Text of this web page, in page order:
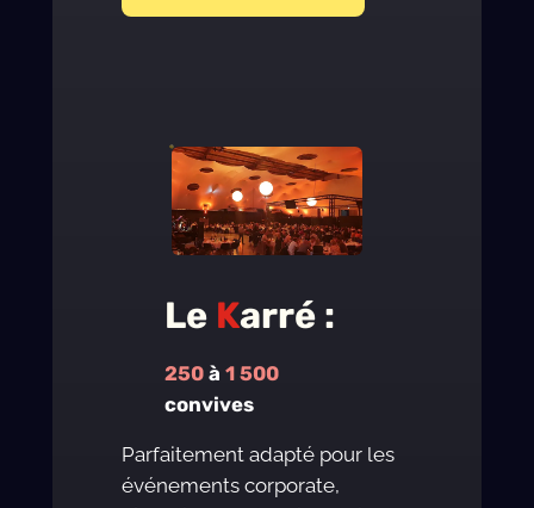
Le Karré :
250à 1 500
convives
Parfaitement adapté pour les
événements corporate,